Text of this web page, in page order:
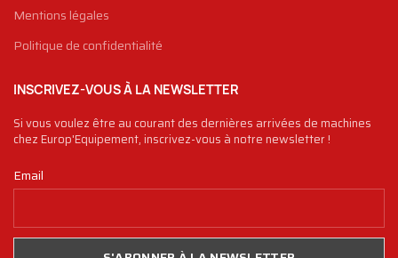
Mentions légales
Politique de confidentialité
INSCRIVEZ-VOUS À LA NEWSLETTER
Si vous voulez être au courant des dernières arrivées de machines
chez Europ'Equipement, inscrivez-vous à notre newsletter !
Email